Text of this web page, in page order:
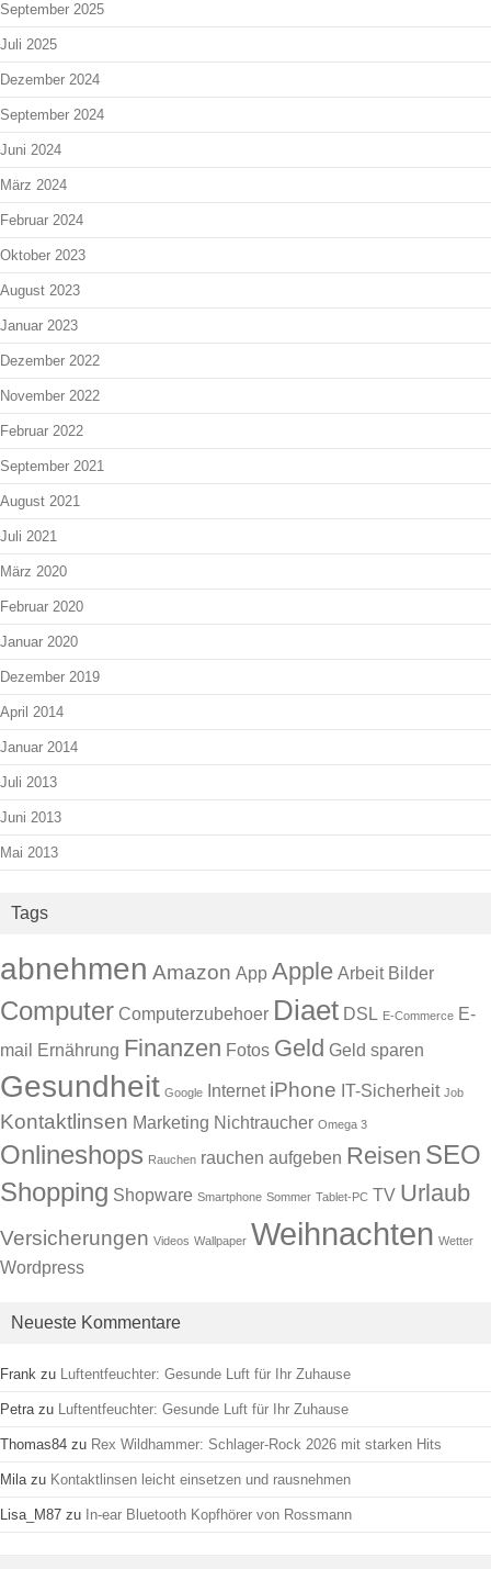
September 2025
Juli 2025
Dezember 2024
September 2024
Juni 2024
März 2024
Februar 2024
Oktober 2023
August 2023
Januar 2023
Dezember 2022
November 2022
Februar 2022
September 2021
August 2021
Juli 2021
März 2020
Februar 2020
Januar 2020
Dezember 2019
April 2014
Januar 2014
Juli 2013
Juni 2013
Mai 2013
Tags
abnehmen Amazon App Apple Arbeit Bilder
Computer Computerzubehoer Diaet DSL E-Commerce E-
mail
Ernährung Finanzen Fotos Geld Geld sparen
Gesundheit Google Internet iPhone IT-Sicherheit Job
Kontaktlinsen Marketing Nichtraucher Omega 3
Onlineshops Rauchen rauchen aufgeben Reisen SEO
Shopping Shopware Smartphone Sommer Tablet-PC TV Urlaub
Versicherungen Videos Wallpaper Weihnachten Wetter
Wordpress
Neueste Kommentare
Frank zu Luftentfeuchter: Gesunde Luft für Ihr Zuhause
Petrazu Luftentfeuchter: Gesunde Luft für Ihr Zuhause
Thomas84 zu Rex Wildhammer: Schlager-Rock 2026 mit starken Hits
Milazu Kontaktlinsen leicht einsetzen und rausnehmen
Lisa_M87 zu In-ear Bluetooth Kopfhörer von Rossmann